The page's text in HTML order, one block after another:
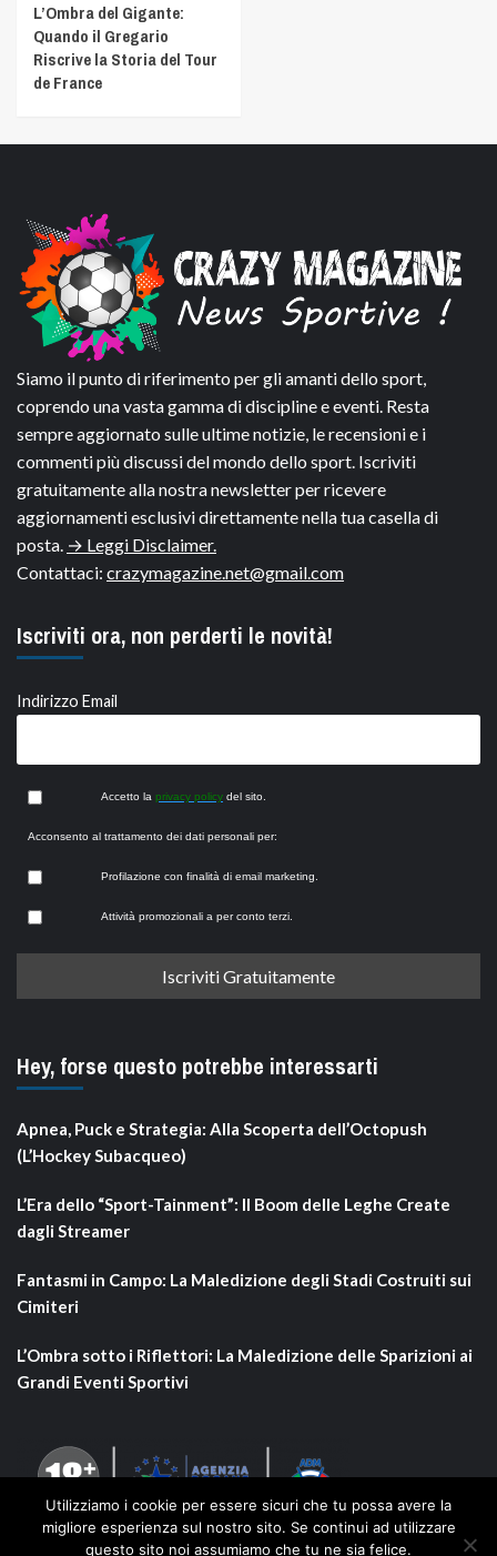
L’Ombra del Gigante:
Quando il Gregario
Riscrive la Storia del Tour
de France
Siamo il punto di riferimento per gli amanti dello sport,
coprendo una vasta gamma di discipline e eventi. Resta
sempre aggiornato sulle ultime notizie, le recensioni e i
commenti più discussi del mondo dello sport. Iscriviti
gratuitamente alla nostra newsletter per ricevere
aggiornamenti esclusivi direttamente nella tua casella di
posta. → Leggi Disclaimer.
Contattaci: crazymagazine.net@gmail.com
Iscriviti ora, non perderti le novità!
Indirizzo Email
Accetto la privacy policy del sito.
Acconsento al trattamento dei dati personali per:
Profilazione con finalità di email marketing.
Attività promozionali a per conto terzi.
Hey, forse questo potrebbe interessarti
Apnea, Puck e Strategia: Alla Scoperta dell’Octopush
(L’Hockey Subacqueo)
L’Era dello “Sport-Tainment”: Il Boom delle Leghe Create
dagli Streamer
Fantasmi in Campo: La Maledizione degli Stadi Costruiti sui
Cimiteri
L’Ombra sotto i Riflettori: La Maledizione delle Sparizioni ai
Grandi Eventi Sportivi
Utilizziamo i cookie per essere sicuri che tu possa avere la
migliore esperienza sul nostro sito. Se continui ad utilizzare
questo sito noi assumiamo che tu ne sia felice.